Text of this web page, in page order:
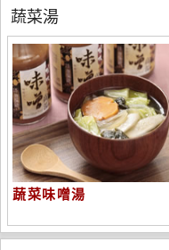
蔬菜湯
蔬菜味噌湯